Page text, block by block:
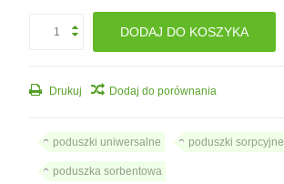
DODAJ DO KOSZYKA
Drukuj Dodaj do porównania
poduszki uniwersalne poduszki sorpcyjne
poduszka sorbentowa